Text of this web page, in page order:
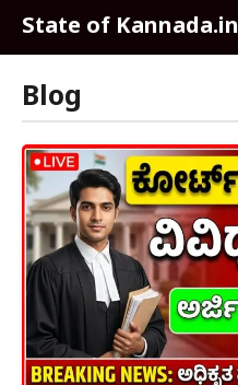
Skip
State of Kannada.in
Blog